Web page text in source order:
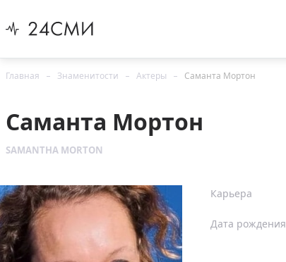
Главная Знаменитости Актеры Саманта Мортон
Саманта Мортон
SAMANTHA MORTON
Карьера
Дата рождения